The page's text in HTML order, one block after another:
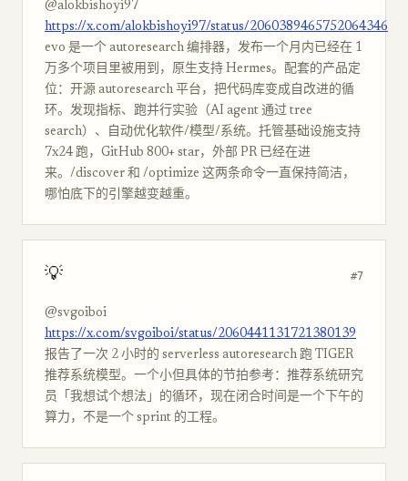
@alokbishoyi97
https://x.com/alokbishoyi97/status/2060389465752064346
evo 是一个 autoresearch 编排器，发布一个月内已经在 1
万多个项目里被用到，原生支持 Hermes。配套的产品定
位：开源 autoresearch 平台，把代码库变成自改进的循
环。发现指标、跑并行实验（AI agent 通过 tree
search）、自动优化软件/模型/系统。托管基础设施支持
7x24 跑，GitHub 800+ star，外部 PR 已经在进
来。/discover 和 /optimize 这两条命令一直保持简洁，
哪怕底下的引擎越变越重。
💡 #7
@svgoiboi
https://x.com/svgoiboi/status/2060441131721380139
报告了一次 2 小时的 serverless autoresearch 跑 TIGER
推荐系统模型。一个小但具体的节拍参考：推荐系统研究
员「我想试个想法」的循环，现在闭合时间是一个下午的
算力，不是一个 sprint 的工程。